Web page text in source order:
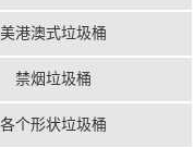
美港澳式垃圾桶
禁烟垃圾桶
各个形状垃圾桶